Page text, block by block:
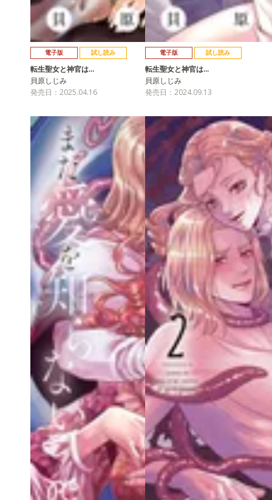
電子版 試し読み
転生聖女と神官は…
貝原しじみ
発売日：2025.04.16
電子版 試し読み
転生聖女と神官は…
貝原しじみ
発売日：2024.09.13